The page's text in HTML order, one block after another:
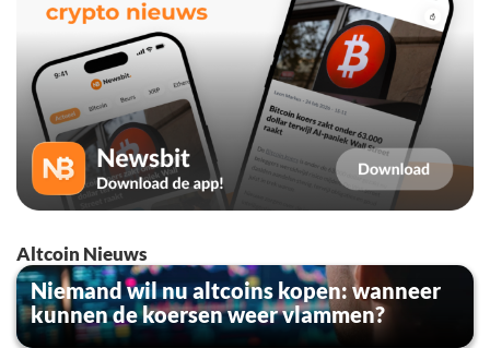
Altcoin Nieuws
Niemand wil nu altcoins kopen: wanneer
kunnen de koersen weer vlammen?